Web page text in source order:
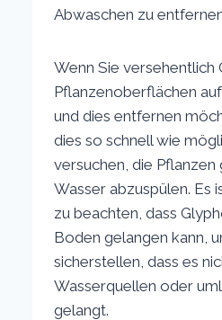
Abwaschen zu
Wenn Sie versehentlich
Pflanzenoberflächen
und dies entfernen
dies so schnell wie
versuchen, die Pflanzen
Wasser abzuspülen. Es
zu beachten, dass
Boden gelangen kann,
sicherstellen, dass es
Wasserquellen oder
gelangt.